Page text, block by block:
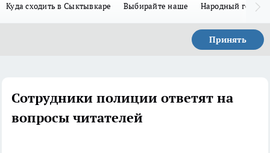
Куда сходить в Сыктывкаре Выбирайте наше Народный герой-
Принять
Сотрудники полиции ответят на
вопросы читателей